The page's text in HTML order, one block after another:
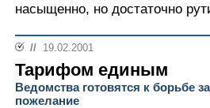
насыщенно, но достаточно
// 19.02.2001
Тарифом единым
Ведомства готовятся к борьбе
пожелание